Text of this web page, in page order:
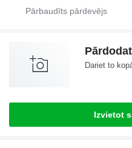
Dariet to
Izvietot